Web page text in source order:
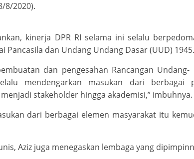
8/2020).
kinerja DPR RI selama ini selalu
Pancasila dan Undang Undang Dasar (UUD) 1945.
dan pengesahan Rancangan
mendengarkan masukan dari berbagai
stakeholder hingga akademisi,” imbuhnya.
dari berbagai elemen masyarakat itu
Aziz juga menegaskan lembaga yang